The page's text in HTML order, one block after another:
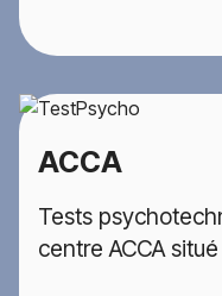
ACCA
Tests
centre ACCA